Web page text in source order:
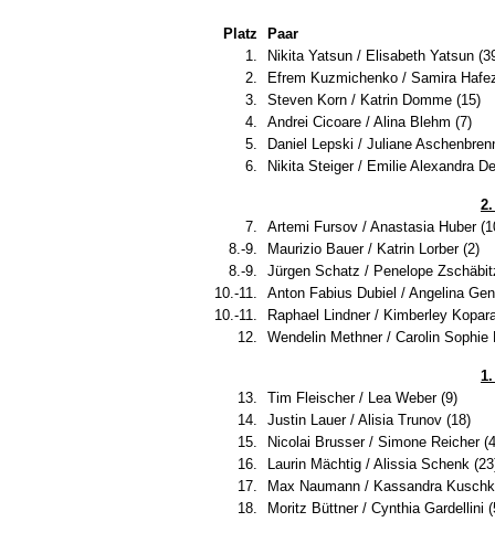
Platz
Paar
1.
Nikita Yatsun / Elisabeth Yatsun
2.
Efrem Kuzmichenko / Samira
3.
Steven Korn / Katrin Domme (15)
4.
Andrei Cicoare / Alina Blehm (7)
5.
Daniel Lepski / Juliane
6.
Nikita Steiger / Emilie Alexandra
7.
Artemi Fursov / Anastasia Huber
8.-9.
Maurizio Bauer / Katrin Lorber (2)
8.-9.
Jürgen Schatz / Penelope
10.-11.
Anton Fabius Dubiel / Angelina
10.-11.
Raphael Lindner / Kimberley
12.
Wendelin Methner / Carolin Sophie
13.
Tim Fleischer / Lea Weber (9)
14.
Justin Lauer / Alisia Trunov (18)
15.
Nicolai Brusser / Simone Reicher
16.
Laurin Mächtig / Alissia Schenk
17.
Max Naumann / Kassandra
18.
Moritz Büttner / Cynthia Gardellini